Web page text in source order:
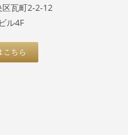
区瓦町2-2-12
ル4F
こちら